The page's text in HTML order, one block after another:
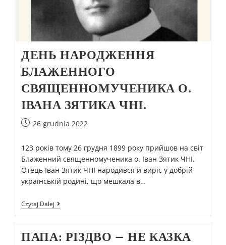
ДЕНЬ НАРОДЖЕННЯ
БЛАЖЕННОГО
СВЯЩЕННОМУЧЕНИКА О.
ІВАНА ЗЯТИКА ЧНІ.
26 grudnia 2022
123 років тому 26 грудня 1899 року прийшов на світ
Блаженний священномученика о. Іван Зятик ЧНІ.
Отець Іван Зятик ЧНІ народився й виріс у добрій
українській родині, що мешкала в…
Czytaj Dalej
ПАПА: РІЗДВО – НЕ КАЗКА